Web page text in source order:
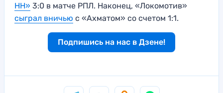
НН» 3:0 в матче РПЛ. Наконец, «Локомотив»
сыграл вничью с «Ахматом» со счетом 1:1.
Подпишись на нас в Дзене!